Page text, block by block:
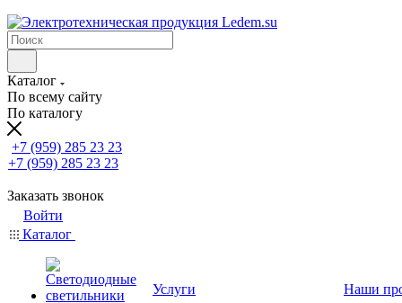
Каталог
По всему сайту
По каталогу
+7 (959) 285 23 23
+7 (959) 285 23 23
Заказать звонок
Войти
Каталог
Услуги
Наши